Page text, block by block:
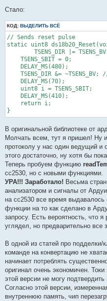
Стало:
КОД: ВЫДЕЛИТЬ ВСЁ
// Sends reset pulse
static uint8
    TSENS_SBIT = 0;
    DELAY_MS(480);
TSENS_DIR &= ~TSENS_BV;
    DELAY_MS(70);
    uint8 i = TSENS_SBIT;
    DELAY_MS(410);
    return i;
}
В оригинальной библиотеке от
Молчать всем, тут я пришел! Ну
протоколу у нас один ведущий и
этого достаточно, ну хотя бы
Теперь пробуем функцию
сс2530, но с новыми функциями.
УРА!!! Заработало! Весьма
анализатором и сигналы от
на сс2530 все время выдавалось
функции на то как сделано в
запросу. Есть вероятность, что
углядел, но предварительно все
В одной из статей про подделки/
команде на конвертацию не
начинает потреблять
оригинал очень экономичен.
этой версии не могу
Согласно этой версии,
внутреннюю память, чип